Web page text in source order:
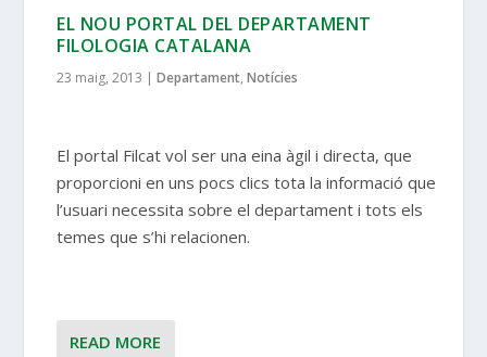
EL NOU PORTAL DEL DEPARTAMENT
FILOLOGIA CATALANA
23 maig, 2013 |Departament,Notícies
El portal Filcat vol ser una eina àgil i directa, que
proporcioni en uns pocs clics tota la informació que
l’usuari necessita sobre el departament i tots els
temes que s’hi relacionen.
READ MORE